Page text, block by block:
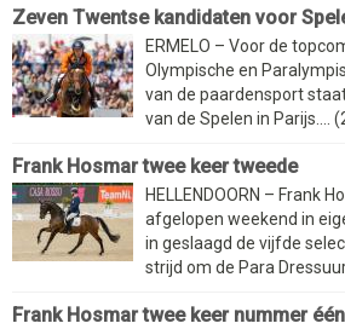
Zeven Twentse kandidaten voor
ERMELO – Voor de
Olympische en
van de paardensport
van de Spelen in Parijs....
Frank Hosmar twee keer tweede
HELLENDOORN – Frank
afgelopen weekend in
in geslaagd de vijfde
strijd om de Para
Frank Hosmar twee keer nummer één